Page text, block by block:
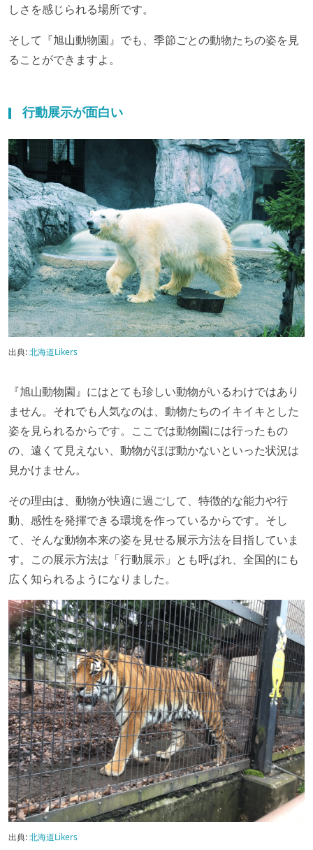
しさを感じられる場所です。
そして『旭山動物園』でも、季節ごとの動物たちの姿を見
ることができますよ。
行動展示が面白い
出典:北海道Likers
『旭山動物園』にはとても珍しい動物がいるわけではあり
ません。それでも人気なのは、動物たちのイキイキとした
姿を見られるからです。ここでは動物園には行ったもの
の、遠くて見えない、動物がほぼ動かないといった状況は
見かけません。
その理由は、動物が快適に過ごして、特徴的な能力や行
動、感性を発揮できる環境を作っているからです。そし
て、そんな動物本来の姿を見せる展示方法を目指していま
す。この展示方法は「行動展示」とも呼ばれ、全国的にも
広く知られるようになりました。
出典:北海道Likers